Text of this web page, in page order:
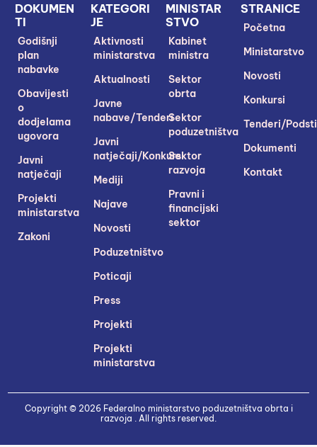
STRANICE
Početna
Ministarstvo
Novosti
Konkursi
Tenderi/
Dokumenti
Kontakt
MINISTAR
STVO
Kabinet
ministra
Sektor
obrta
Sektor
poduzetništva
Sektor
razvoja
Pravni i
financijski
sektor
KATEGORI
JE
Aktivnosti
ministarstva
Aktualnosti
Javne
nabave/Tenderi
Javni
natječaji/Konkursi
Mediji
Najave
Novosti
Poduzetništvo
Poticaji
Press
Projekti
Projekti
ministarstva
DOKUMEN
TI
Godišnji
plan
nabavke
Obavijesti
o
dodjelama
ugovora
Javni
natječaji
Projekti
ministarstva
Zakoni
Copyright © 2026 Federalno ministarstvo poduzetništva obrta i
razvoja . All rights reserved.